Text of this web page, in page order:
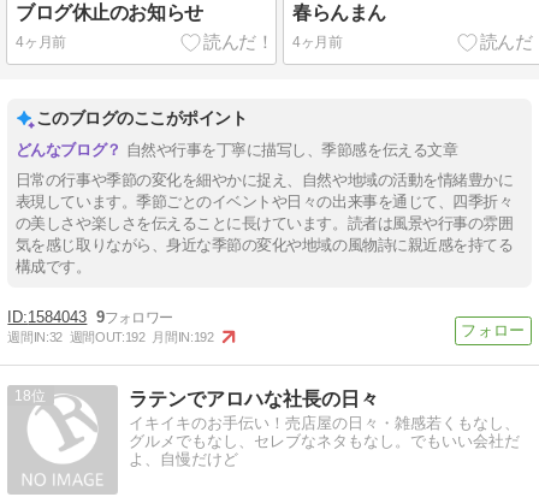
ブログ休止のお知らせ
4ヶ月前
春らんまん
4ヶ月前
このブログのここがポイント
自然や行事を丁寧に描写し、季節感を伝える文章
日常の行事や季節の変化を細やかに捉え、自然や地域の活動を情緒豊かに
表現しています。季節ごとのイベントや日々の出来事を通じて、四季折々
の美しさや楽しさを伝えることに長けています。読者は風景や行事の雰囲
気を感じ取りながら、身近な季節の変化や地域の風物詩に親近感を持てる
構成です。
1584043 9
週間IN:32 週間OUT:192 月間IN:192
18 ラテンでアロハな社長の日々
イキイキのお手伝い！売店屋の日々・雑感若くもなし、
グルメでもなし、セレブなネタもなし。でもいい会社だ
よ、自慢だけど